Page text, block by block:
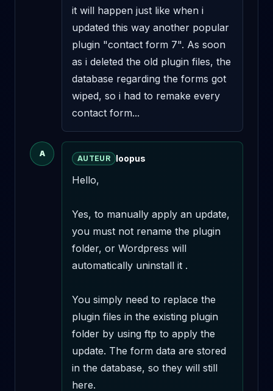
it will happen just like when i
updated this way another popular
plugin "contact form 7". As soon
as i deleted the old plugin files, the
database regarding the forms got
wiped, so i had to remake every
contact form...
A
AUTEUR loopus
Hello,
Yes, to manually apply an update,
you must not rename the plugin
folder, or Wordpress will
automatically uninstall it .
You simply need to replace the
plugin files in the existing plugin
folder by using ftp to apply the
update. The form data are stored
in the database, so they will still
here.